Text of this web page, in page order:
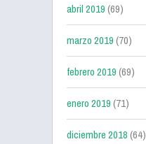
abril 2019(69)
marzo 2019(70)
febrero 2019(69)
enero 2019(71)
diciembre 2018(64)